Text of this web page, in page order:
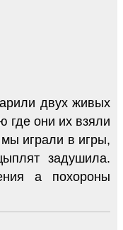
двух живых
где они их взяли
мы играли в игры,
задушила.
а похороны